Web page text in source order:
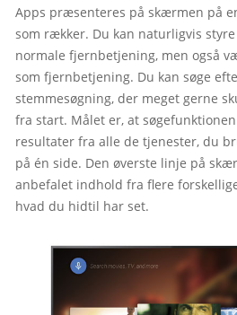
Apps præsenteres på skærmen på
som rækker. Du kan naturligvis
normale fjernbetjening, men også
som fjernbetjening. Du kan søge
stemmesøgning, der meget gerne
fra start. Målet er, at
resultater fra alle de tjenester, du
på én side. Den øverste linje på
anbefalet indhold fra flere
hvad du hidtil har set.